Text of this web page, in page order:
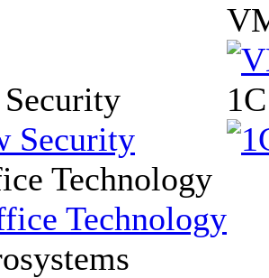
Technology